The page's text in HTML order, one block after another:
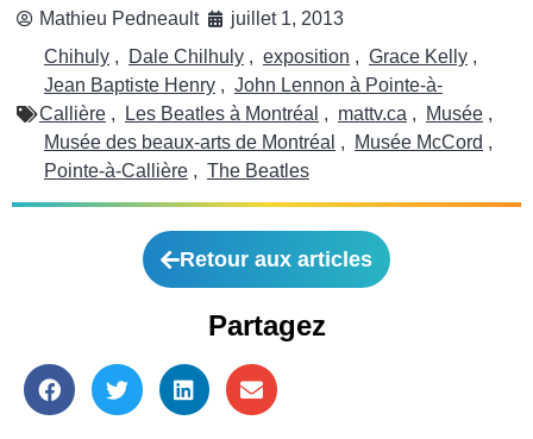
Mathieu Pedneault
juillet 1, 2013
Chihuly , Dale Chilhuly , exposition , Grace Kelly ,
Jean Baptiste Henry , John Lennon à Pointe-à-
Callière , Les Beatles à Montréal , mattv.ca , Musée ,
Musée des beaux-arts de Montréal , Musée McCord ,
Pointe-à-Callière , The Beatles
Retour aux articles
Partagez